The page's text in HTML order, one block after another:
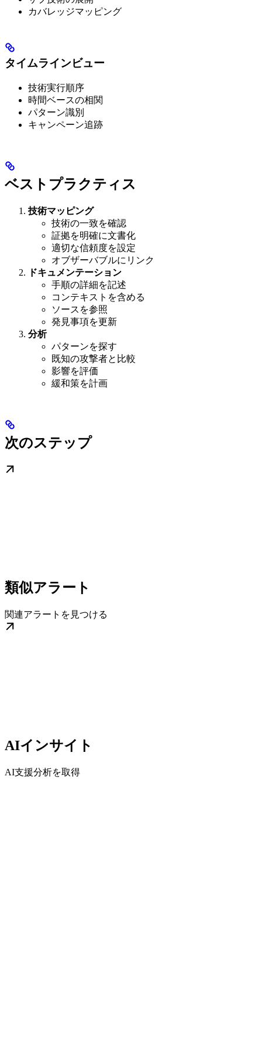
カバレッジマッピング
タイムラインビュー
技術実行順序
時間ベースの相関
パターン識別
キャンペーン追跡
ベストプラクティス
技術マッピング
技術の一致を確認
証拠を明確に文書化
適切な信頼度を設定
オブザーバブルにリンク
ドキュメンテーション
手順の詳細を記述
コンテキストを含める
ソースを参照
発見事項を更新
分析
パターンを探す
既知の攻撃者と比較
影響を評価
緩和策を計画
次のステップ
類似アラート
関連アラートを見つける
AIインサイト
AI支援分析を取得